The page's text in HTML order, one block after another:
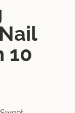
10